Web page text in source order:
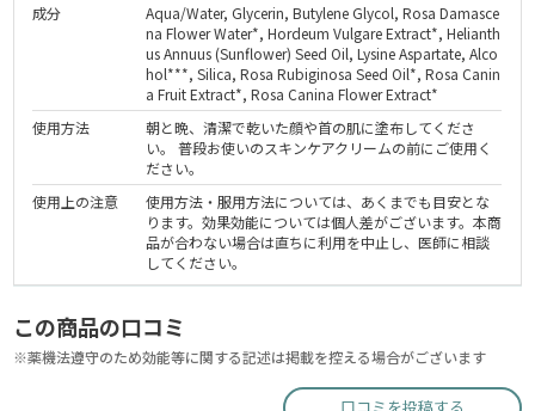
成分
Aqua/Water, Glycerin, Butylene Glycol, Rosa Damasce
na Flower Water*, Hordeum Vulgare Extract*, Helianth
us Annuus (Sunflower) Seed Oil, Lysine Aspartate, Alco
hol***, Silica, Rosa Rubiginosa Seed Oil*, Rosa Canin
a Fruit Extract*, Rosa Canina Flower Extract*
使用方法
朝と晩、清潔で乾いた顔や首の肌に塗布してくださ
い。 普段お使いのスキンケアクリームの前にご使用く
ださい。
使用上の注意
使用方法・服用方法については、あくまでも目安とな
ります。効果効能については個人差がございます。本商
品が合わない場合は直ちに利用を中止し、医師に相談
してください。
この商品の口コミ
※薬機法遵守のため効能等に関する記述は掲載を控える場合がございます